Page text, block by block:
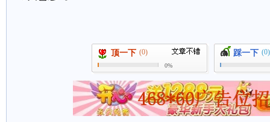
顶一下 (0)
0%
踩一下 (0)